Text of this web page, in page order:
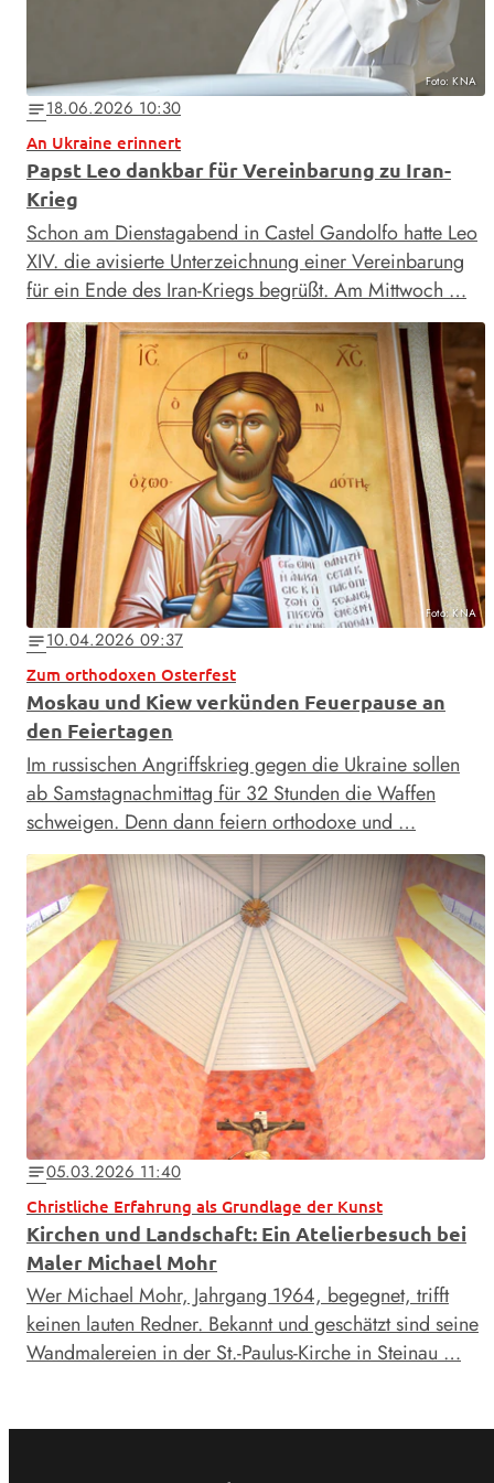
Foto: KNA
notes18.06.2026 10:30
An Ukraine erinnert
Papst Leo dankbar für Vereinbarung zu Iran-
Krieg
Schon am Dienstagabend in Castel Gandolfo hatte Leo
XIV. die avisierte Unterzeichnung einer Vereinbarung
für ein Ende des Iran-Kriegs begrüßt. Am Mittwoch …
Foto: KNA
notes10.04.2026 09:37
Zum orthodoxen Osterfest
Moskau und Kiew verkünden Feuerpause an
den Feiertagen
Im russischen Angriffskrieg gegen die Ukraine sollen
ab Samstagnachmittag für 32 Stunden die Waffen
schweigen. Denn dann feiern orthodoxe und …
notes05.03.2026 11:40
Christliche Erfahrung als Grundlage der Kunst
Kirchen und Landschaft: Ein Atelierbesuch bei
Maler Michael Mohr
Wer Michael Mohr, Jahrgang 1964, begegnet, trifft
keinen lauten Redner. Bekannt und geschätzt sind seine
Wandmalereien in der St.-Paulus-Kirche in Steinau …